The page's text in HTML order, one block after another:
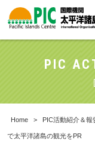
PIC
Home > PIC活動紹介＆報
で太平洋諸島の観光をPR